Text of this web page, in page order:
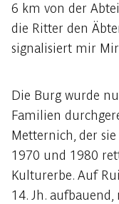
6 km von der
die Ritter den
signalisiert mir
Die Burg wurde
Familien
Metternich, der
1970 und 1980
Kulturerbe. Auf
14. Jh.